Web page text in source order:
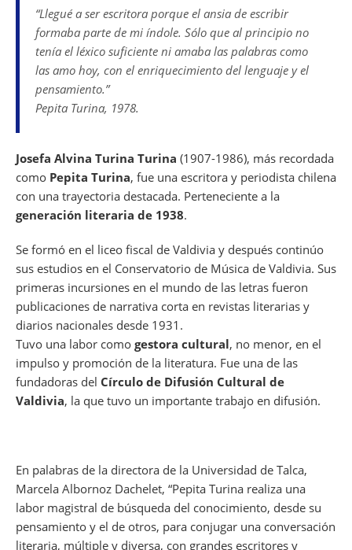
o
o
k
p
p
m s n
“Llegué a ser escritora porque el ansia de escribir
formaba parte de mi índole. Sólo que al principio no
tenía el léxico suficiente ni amaba las palabras como
las amo hoy, con el enriquecimiento del lenguaje y el
pensamiento.”
Pepita Turina, 1978.
Josefa Alvina Turina Turina (1907-1986), más recordada
como Pepita Turina, fue una escritora y periodista chilena
con una trayectoria destacada. Perteneciente a la
generación literaria de 1938.
Se formó en el liceo fiscal de Valdivia y después continúo
sus estudios en el Conservatorio de Música de Valdivia. Sus
primeras incursiones en el mundo de las letras fueron
publicaciones de narrativa corta en revistas literarias y
diarios nacionales desde 1931.
Tuvo una labor como gestora cultural, no menor, en el
impulso y promoción de la literatura. Fue una de las
fundadoras del Círculo de Difusión Cultural de
Valdivia, la que tuvo un importante trabajo en difusión.
En palabras de la directora de la Universidad de Talca,
Marcela Albornoz Dachelet, “Pepita Turina realiza una
labor magistral de búsqueda del conocimiento, desde su
pensamiento y el de otros, para conjugar una conversación
literaria, múltiple y diversa, con grandes escritores y